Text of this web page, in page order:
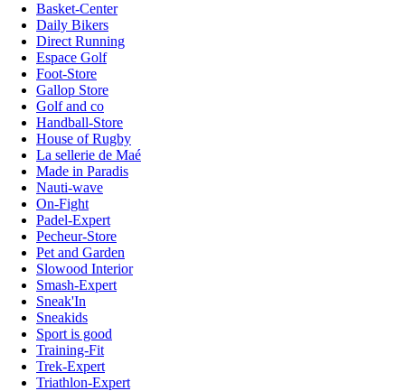
Basket-Center
Daily Bikers
Direct Running
Espace Golf
Foot-Store
Gallop Store
Golf and co
Handball-Store
House of Rugby
La sellerie de Maé
Made in Paradis
Nauti-wave
On-Fight
Padel-Expert
Pecheur-Store
Pet and Garden
Slowood Interior
Smash-Expert
Sneak'In
Sneakids
Sport is good
Training-Fit
Trek-Expert
Triathlon-Expert